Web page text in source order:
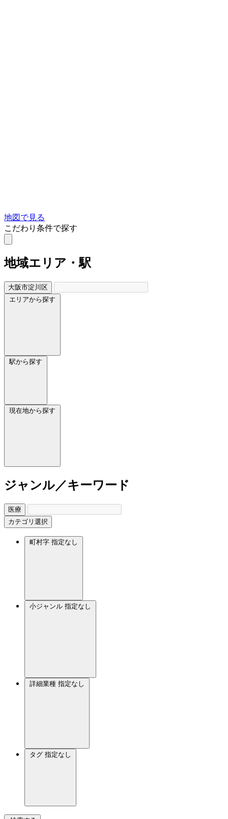
地図で見る
こだわり条件で探す
地域エリア・駅
大阪市淀川区
エリアから探す
駅から探す
現在地から探す
ジャンル／キーワード
医療
カテゴリ選択
町村字 指定なし
小ジャンル 指定なし
詳細業種 指定なし
タグ 指定なし